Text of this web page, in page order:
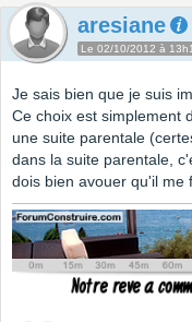
aresiane
Le 02/10/2012 à
Je sais bien que je suis
Ce choix est simplement
une suite parentale
dans la suite parentale,
dois bien avouer qu'il me